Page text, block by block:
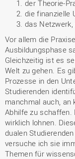
der Theorie-
die finanzielle
das
Vor allem die
Ausbildungsphase
Gleichzeitig ist es
Welt zu gehen. Es
Prozesse in den
Studierenden
manchmal auch, an
Abhilfe zu schaffen.
wirklich lohnen.
dualen
versuche ich sie
Themen für